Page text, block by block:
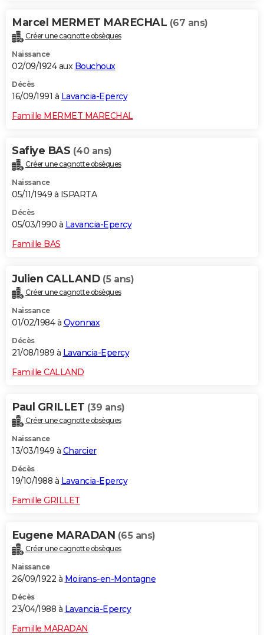
Marcel MERMET MARECHAL (67 ans)
Créer une cagnotte obsèques
Naissance
02/09/1924 aux Bouchoux
Décès
16/09/1991 à Lavancia-Epercy
Famille MERMET MARECHAL
Safiye BAS (40 ans)
Créer une cagnotte obsèques
Naissance
05/11/1949 à ISPARTA
Décès
05/03/1990 à Lavancia-Epercy
Famille BAS
Julien CALLAND (5 ans)
Créer une cagnotte obsèques
Naissance
01/02/1984 à Oyonnax
Décès
21/08/1989 à Lavancia-Epercy
Famille CALLAND
Paul GRILLET (39 ans)
Créer une cagnotte obsèques
Naissance
13/03/1949 à Charcier
Décès
19/10/1988 à Lavancia-Epercy
Famille GRILLET
Eugene MARADAN (65 ans)
Créer une cagnotte obsèques
Naissance
26/09/1922 à Moirans-en-Montagne
Décès
23/04/1988 à Lavancia-Epercy
Famille MARADAN